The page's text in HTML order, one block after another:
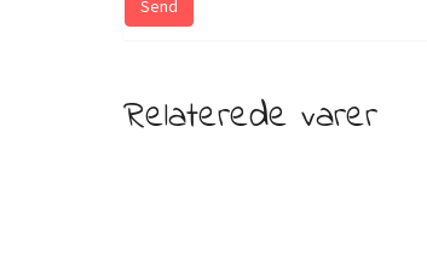
Relaterede varer